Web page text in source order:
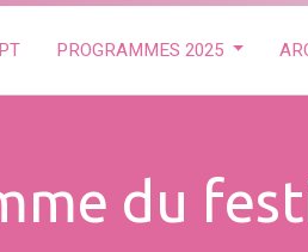
PROGRAMMES 2025
du